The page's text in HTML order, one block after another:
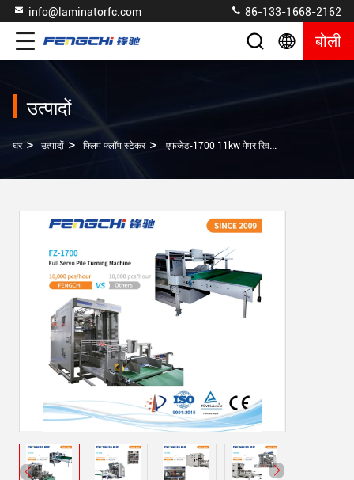
info@laminatorfc.com 86-133-1668-2162
बोली
उत्पादों
घर > उत्पादों > फ्लिप फ्लॉप स्टेकर > एफजेड-1700 11kw पेपर रिवर्सिंग मल्टी लेयर पैलेटिज़र